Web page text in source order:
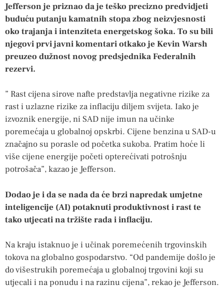
Jefferson je priznao da je teško precizno predvidjeti
buduću putanju kamatnih stopa zbog neizvjesnosti
oko trajanja i intenziteta energetskog šoka. To su bili
njegovi prvi javni komentari otkako je Kevin Warsh
preuzeo dužnost novog predsjednika Federalnih
rezervi.
” Rast cijena sirove nafte predstavlja negativne rizike za
rast i uzlazne rizike za inflaciju diljem svijeta. Iako je
izvoznik energije, ni SAD nije imun na učinke
poremećaja u globalnoj opskrbi. Cijene benzina u SAD-u
značajno su porasle od početka sukoba. Pratim hoće li
više cijene energije početi opterećivati ​​potrošnju
potrošača”, kazao je Jefferson.
Dodao je i da se nada da će brzi napredak umjetne
inteligencije (AI) potaknuti produktivnost i rast te
tako utjecati na tržište rada i inflaciju.
Na kraju istaknuo je i učinak poremećenih trgovinskih
tokova na globalno gospodarstvo. “Od pandemije došlo je
do višestrukih poremećaja u globalnoj trgovini koji su
utjecali i na ponudu i na razinu cijena”, rekao je Jefferson.